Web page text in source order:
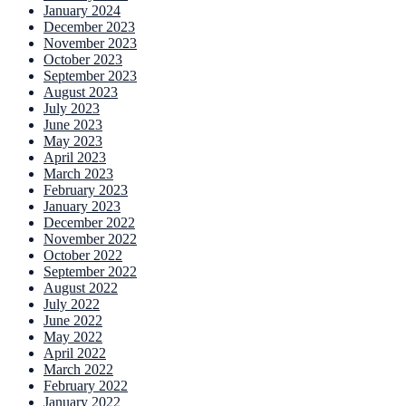
January 2024
December 2023
November 2023
October 2023
September 2023
August 2023
July 2023
June 2023
May 2023
April 2023
March 2023
February 2023
January 2023
December 2022
November 2022
October 2022
September 2022
August 2022
July 2022
June 2022
May 2022
April 2022
March 2022
February 2022
January 2022